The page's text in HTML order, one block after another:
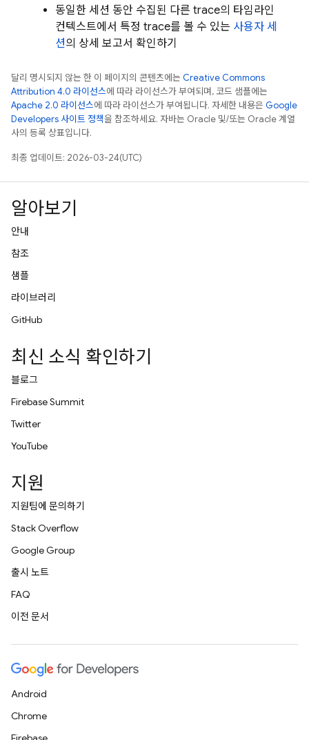
동일한 세션 동안 수집된 다른 trace의 타임라인
컨텍스트에서 특정 trace를 볼 수 있는 사용자 세
션의 상세 보고서 확인하기
달리 명시되지 않는 한 이 페이지의 콘텐츠에는 Creative Commons
Attribution 4.0 라이선스에 따라 라이선스가 부여되며, 코드 샘플에는
Apache 2.0 라이선스에 따라 라이선스가 부여됩니다. 자세한 내용은 Google
Developers 사이트 정책을 참조하세요. 자바는 Oracle 및/또는 Oracle 계열
사의 등록 상표입니다.
최종 업데이트: 2026-03-24(UTC)
알아보기
안내
참조
샘플
라이브러리
GitHub
최신 소식 확인하기
블로그
Firebase Summit
Twitter
YouTube
지원
지원팀에 문의하기
Stack Overflow
Google Group
출시 노트
FAQ
이전 문서
Android
Chrome